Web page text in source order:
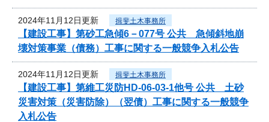
2024年11月12日更新 揖斐土木事務所
【建設工事】第砂工急傾6－077号 公共 急傾斜地崩
壊対策事業（債務）工事に関する一般競争入札公告
2024年11月12日更新 揖斐土木事務所
【建設工事】第維工災防HD-06-03-1他号 公共 土砂
災害対策（災害防除）（翌債）工事に関する一般競争
入札公告